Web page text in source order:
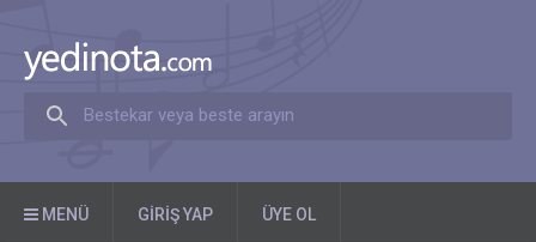
Bestekar veya beste arayın
MENÜ GIRIŞ YAP ÜYE OL